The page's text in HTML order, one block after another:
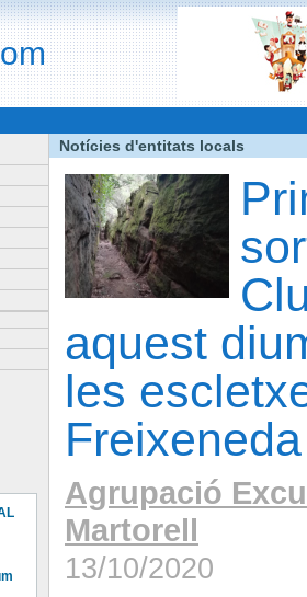
Notícies d'entitats locals
aquest
les
Freixeneda
Agrupació
Martorell
13/10/2020